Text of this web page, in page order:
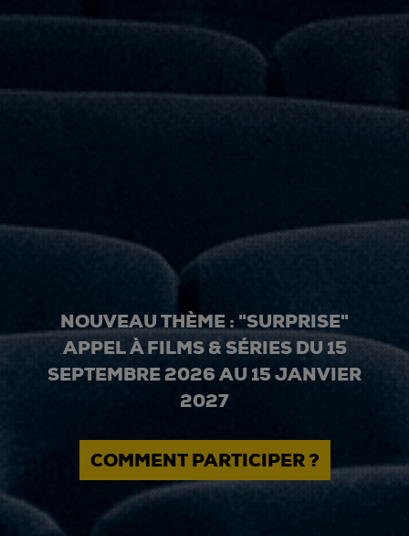
NOUVEAU THÈME : "SURPRISE"
APPEL À FILMS & SÉRIES DU 15
SEPTEMBRE 2026 AU 15 JANVIER
2027
COMMENT PARTICIPER ?